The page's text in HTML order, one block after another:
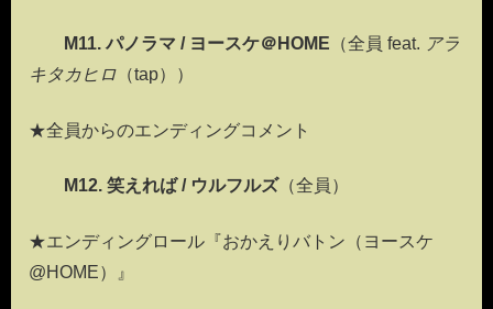
M11. パノラマ / ヨースケ＠HOME （全員 feat. アラ
キタカヒロ （tap））
★全員からのエンディングコメント
M12. 笑えれば / ウルフルズ（全員）
★エンディングロール『おかえりバトン（ヨースケ
@HOME）』